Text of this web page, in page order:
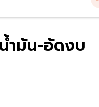
ำมัน-อัดงบ